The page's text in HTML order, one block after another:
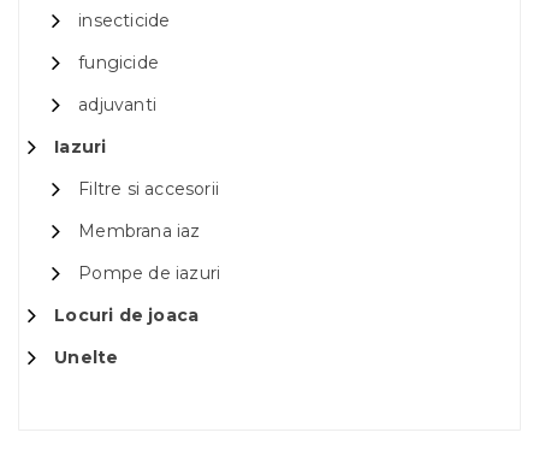
insecticide
fungicide
adjuvanti
Iazuri
Filtre si accesorii
Membrana iaz
Pompe de iazuri
Locuri de joaca
Unelte